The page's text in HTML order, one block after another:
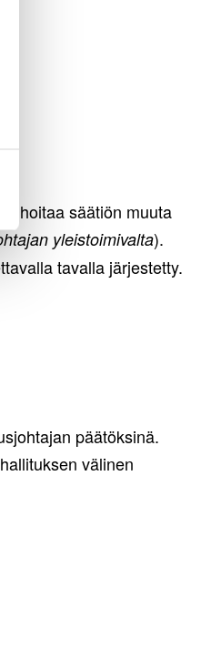
hoitaa säätiön muuta
yleistoimivalta).
tavalla järjestetty.
päätöksinä.
välinen